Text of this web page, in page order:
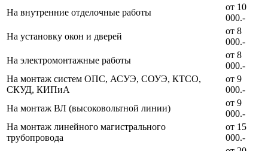
На внутренние отделочные работы
от 10
000.-
На установку окон и дверей
от 8
000.-
На электромонтажные работы
от 8
000.-
На монтаж систем ОПС, АСУЭ, СОУЭ, КТСО,
СКУД, КИПиА
от 9
000.-
На монтаж ВЛ (высоковольтной линии)
от 9
000.-
На монтаж линейного магистрального
трубопровода
от 15
000.-